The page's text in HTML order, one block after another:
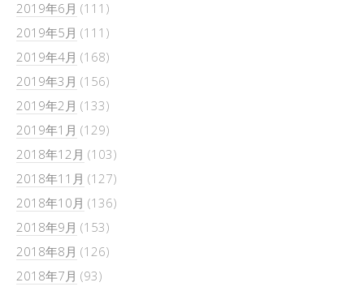
2019年6月 (111)
2019年5月 (111)
2019年4月 (168)
2019年3月 (156)
2019年2月 (133)
2019年1月 (129)
2018年12月 (103)
2018年11月 (127)
2018年10月 (136)
2018年9月 (153)
2018年8月 (126)
2018年7月 (93)